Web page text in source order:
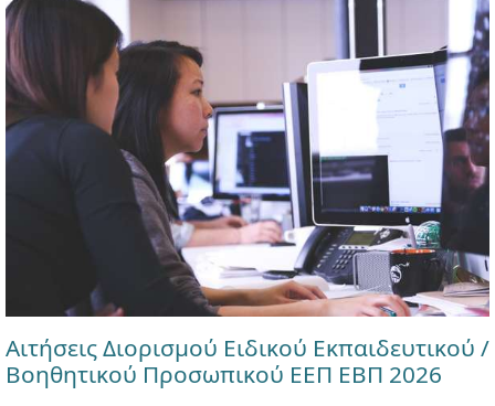
Αιτήσεις Διορισμού Ειδικού Εκπαιδευτικού /
Βοηθητικού Προσωπικού ΕΕΠ ΕΒΠ 2026